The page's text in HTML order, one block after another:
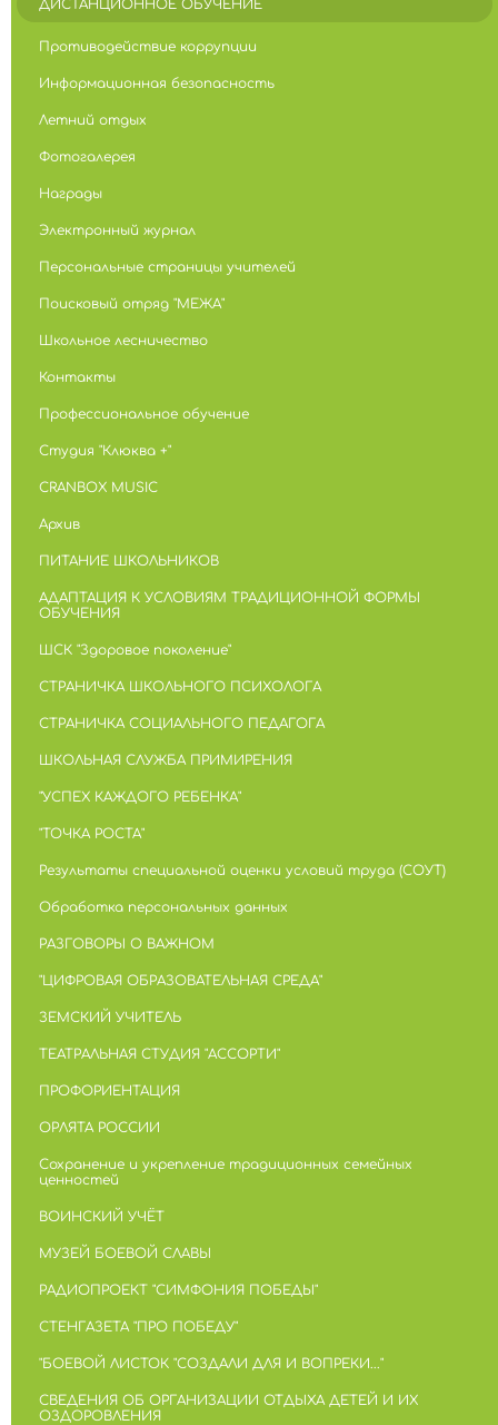
ДИСТАНЦИОННОЕ ОБУЧЕНИЕ
Противодействие коррупции
Информационная безопасность
Летний отдых
Фотогалерея
Награды
Электронный журнал
Персональные страницы учителей
Поисковый отряд "МЕЖА"
Школьное лесничество
Контакты
Профессиональное обучение
Студия "Клюква +"
CRANBOX MUSIC
Архив
ПИТАНИЕ ШКОЛЬНИКОВ
АДАПТАЦИЯ К УСЛОВИЯМ ТРАДИЦИОННОЙ ФОРМЫ
ОБУЧЕНИЯ
ШСК "Здоровое поколение"
СТРАНИЧКА ШКОЛЬНОГО ПСИХОЛОГА
СТРАНИЧКА СОЦИАЛЬНОГО ПЕДАГОГА
ШКОЛЬНАЯ СЛУЖБА ПРИМИРЕНИЯ
"УСПЕХ КАЖДОГО РЕБЕНКА"
"ТОЧКА РОСТА"
Результаты специальной оценки условий труда (СОУТ)
Обработка персональных данных
РАЗГОВОРЫ О ВАЖНОМ
"ЦИФРОВАЯ ОБРАЗОВАТЕЛЬНАЯ СРЕДА"
ЗЕМСКИЙ УЧИТЕЛЬ
ТЕАТРАЛЬНАЯ СТУДИЯ "АССОРТИ"
ПРОФОРИЕНТАЦИЯ
ОРЛЯТА РОССИИ
Сохранение и укрепление традиционных семейных
ценностей
ВОИНСКИЙ УЧЁТ
МУЗЕЙ БОЕВОЙ СЛАВЫ
РАДИОПРОЕКТ "СИМФОНИЯ ПОБЕДЫ"
СТЕНГАЗЕТА "ПРО ПОБЕДУ"
"БОЕВОЙ ЛИСТОК "СОЗДАЛИ ДЛЯ И ВОПРЕКИ..."
СВЕДЕНИЯ ОБ ОРГАНИЗАЦИИ ОТДЫХА ДЕТЕЙ И ИХ
ОЗДОРОВЛЕНИЯ